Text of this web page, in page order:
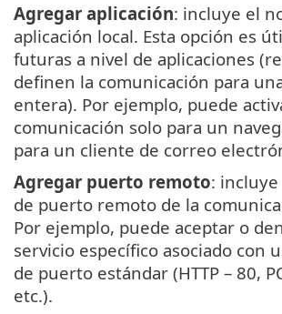
Agregar aplicación: incluye el
aplicación local. Esta opción es
futuras a nivel de aplicaciones
definen la comunicación para
entera). Por ejemplo, puede
comunicación solo para un
para un cliente de correo
Agregar puerto remoto:
de puerto remoto de la
Por ejemplo, puede aceptar o
servicio específico asociado con
de puerto estándar (HTTP – 80,
etc.).